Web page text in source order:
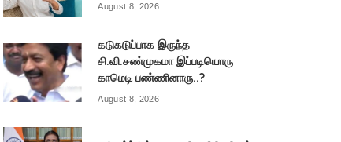
August 8, 2026
கடுகடுப்பாக இருந்த
சி.வி.சண்முகமா இப்படியொரு
காமெடி பண்ணினாரு..?
August 8, 2026